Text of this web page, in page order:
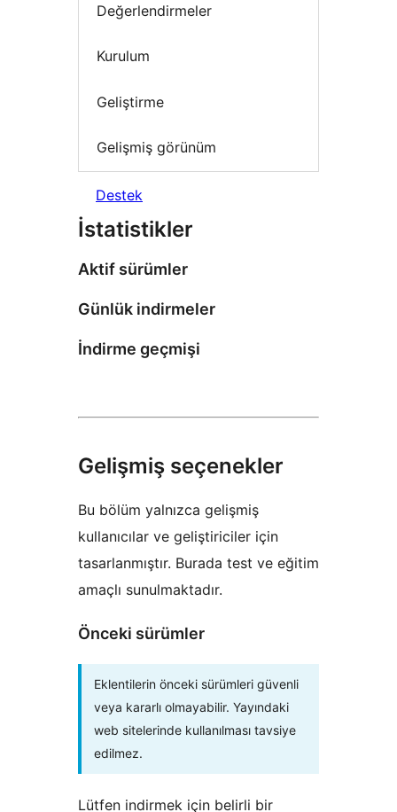
Değerlendirmeler
Kurulum
Geliştirme
Gelişmiş görünüm
Destek
İstatistikler
Aktif sürümler
Günlük indirmeler
İndirme geçmişi
Gelişmiş seçenekler
Bu bölüm yalnızca gelişmiş
kullanıcılar ve geliştiriciler için
tasarlanmıştır. Burada test ve eğitim
amaçlı sunulmaktadır.
Önceki sürümler
Eklentilerin önceki sürümleri güvenli
veya kararlı olmayabilir. Yayındaki
web sitelerinde kullanılması tavsiye
edilmez.
Lütfen indirmek için belirli bir